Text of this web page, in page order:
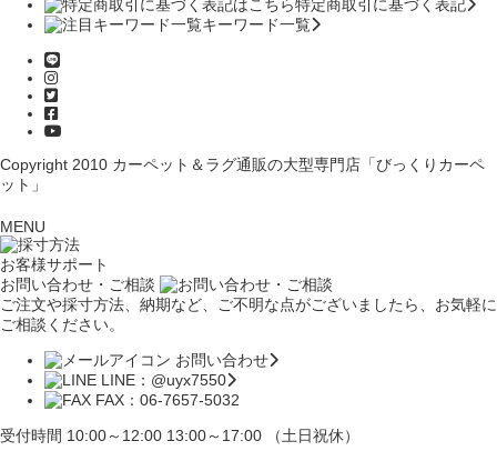
特定商取引に基づく表記
キーワード一覧
Copyright 2010 カーペット＆ラグ通販の大型専門店「びっくりカーペ
ット」
MENU
お客様サポート
お問い合わせ・ご相談
ご注文や採寸方法、納期など、ご不明な点がございましたら、お気軽に
ご相談ください。
お問い合わせ
LINE：@uyx7550
FAX：06-7657-5032
受付時間 10:00～12:00 13:00～17:00 （土日祝休）